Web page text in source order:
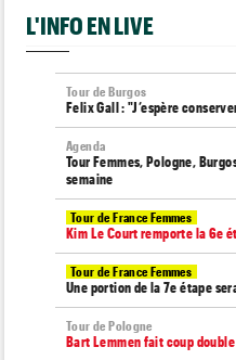
L'INFO EN LIVE
Tour de Burgos
Felix Gall : "J’espère
Agenda
Tour Femmes, Pologne,
semaine
Tour de France Femmes
Kim Le Court remporte la 6e
Tour de France Femmes
Une portion de la 7e étape
Tour de Pologne
Bart Lemmen fait coup